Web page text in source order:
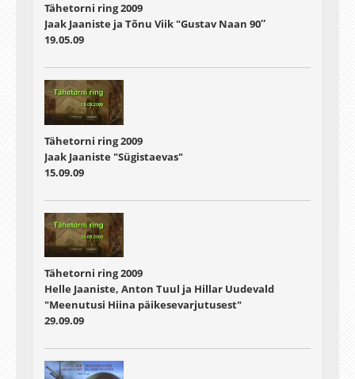
Tähetorni ring 2009
Jaak Jaaniste ja Tõnu Viik "Gustav Naan 90″
19.05.09
Tähetorni ring 2009
Jaak Jaaniste "Sügistaevas"
15.09.09
Tähetorni ring 2009
Helle Jaaniste, Anton Tuul ja Hillar Uudevald
"Meenutusi Hiina päikesevarjutusest"
29.09.09